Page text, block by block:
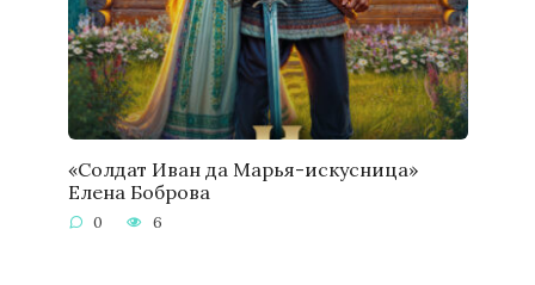
«Солдат Иван да Марья-искусница»
Елена Боброва
0 6